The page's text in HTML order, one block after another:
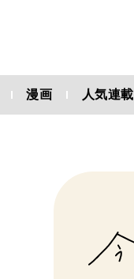
漫画 人気連載